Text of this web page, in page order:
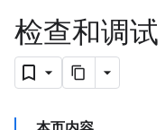
检查和调试